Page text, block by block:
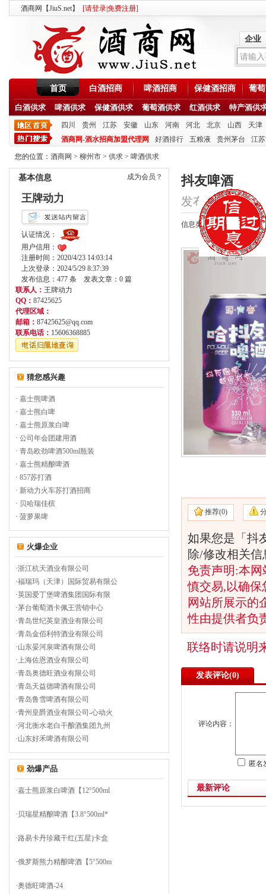
酒商网【JiuS.net】 [请登录免费注册]
企业
首页 白酒招商 啤酒招商 保健酒招商 葡
白酒供求 啤酒供求 保健酒供求 葡萄酒供求 红酒供求 特产酒供
四川 贵州 江苏 安徽 山东 河南 河北 北京 山西
天津
酒商网-酒水招商加盟代理网
好酒排行 五粮液 贵州茅台 江
您的位置： 酒商网 > 柳州市 > 供求 > 啤酒供求
成为会员？
基本信息
王牌动力
认证情况：
用户信用：
注册时间：2020/4/23 14:03:14
上次登录：2024/5/29 8:37:39
发布信息：477 条 发表文章：0 篇
联系人： 王牌动力
QQ： 87425625
代理区域：
邮箱： 87425625@qq.com
联系电话： 15606368885
猜您感兴趣
· 嘉士熊啤酒
· 嘉士熊白啤
· 嘉士熊原浆白啤
· 公司年会团建用酒
· 青岛欧劲啤酒500ml瓶装
· 嘉士熊精酿啤酒
· 857苏打酒
· 新动力火车苏打酒招商
· 贝哈瑞佳槟
· 菠萝果啤
火爆企业
·浙江杭天酒业有限公司
·福瑞玛（天津）国际贸易有限公
·英国爱丁堡啤酒集团国际有限
·茅台葡萄酒卡佩王营销中心
·青岛世纪英皇酒业有限公司
·青岛金佰利特酒业有限公司
·山东晏河泉啤酒有限公司
·上海佐恩酒业有限公司
·青岛奥德旺酒业有限公司
·青岛天益德啤酒有限公司
·青岛鲁雪啤酒有限公司
·青州皇爵酒业有限公司-心动火
·河北衡水老白干酿酒集团九州
·山东好禾啤酒有限公司
劲爆产品
·嘉士熊原浆白啤酒【12°500ml
· 贝瑞星精酿啤酒【3.8°500ml*
·路易卡丹珍藏干红(五星)卡盒
·俄罗斯熊力精酿啤酒【5°500m
·奥德旺啤酒-24
抖友啤酒
发布时间：
信息类型：供应
推荐(0)
如果您是「抖
除/修改相关
免责声明:本
慎交易,以确
网站所展示的
性由提供者负
联络时请说明
发表评论(0)
评论内容：
匿
最新评论